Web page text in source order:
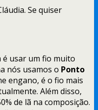
Se quiser
é usar um fio muito
nós usamos o Ponto
engano, é o fio mais
Além disso,
de lã na composição.